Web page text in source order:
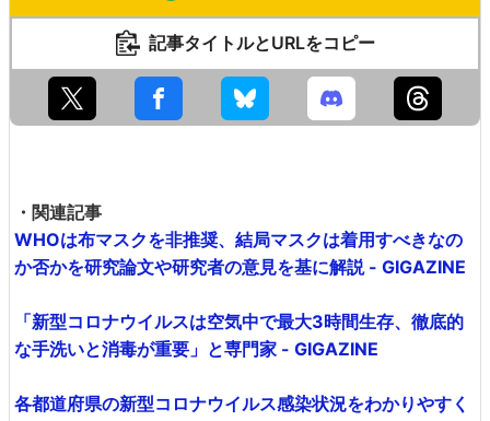
記事タイトルとURLをコピー
・関連記事
WHOは布マスクを非推奨、結局マスクは着用すべきなの
か否かを研究論文や研究者の意見を基に解説 - GIGAZINE
「新型コロナウイルスは空気中で最大3時間生存、徹底的
な手洗いと消毒が重要」と専門家 - GIGAZINE
各都道府県の新型コロナウイルス感染状況をわかりやすく